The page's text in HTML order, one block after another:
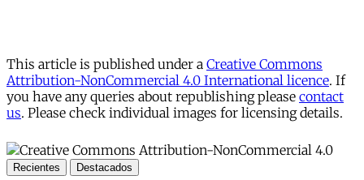
This article is published under a Creative Commons
Attribution-NonCommercial 4.0 International licence. If
you have any queries about republishing please contact
us. Please check individual images for licensing details.
Recientes Destacados